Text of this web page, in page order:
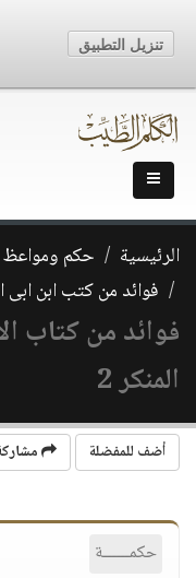
الرئيسية
حكم ومواعظ
فوائد من كتب ابن ابى
فوائد من كتاب
المنكر 2
أضف للمفضلة
حكمــــــة
تنزيل التطبيق